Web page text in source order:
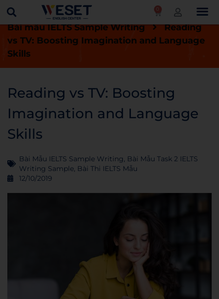
0
Trang chủ Blog
Bài thi IELTS mẫu
Bài mẫu IELTS Sample Writing
Reading
vs TV: Boosting Imagination and Language
Skills
Reading vs TV: Boosting
Imagination and Language
Skills
Bài Mẫu IELTS Sample Writing, Bài Mẫu Task 2 IELTS
Writing Sample, Bài Thi IELTS Mẫu
12/10/2019